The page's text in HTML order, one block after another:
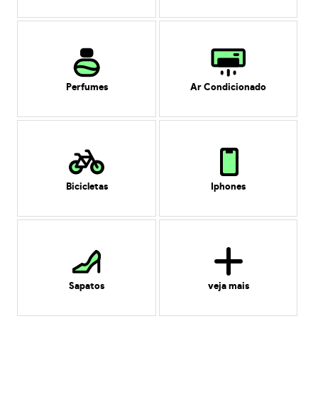
Perfumes Ar Condicionado
Bicicletas Iphones
Sapatos veja mais